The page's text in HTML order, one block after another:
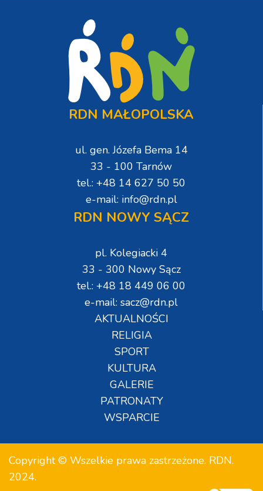
RDN MAŁOPOLSKA
ul. gen. Józefa Bema 14
33 - 100 Tarnów
tel.: +48 14 627 50 50
e-mail: info@rdn.pl
RDN NOWY SĄCZ
pl. Kolegiacki 4
33 - 300 Nowy Sącz
tel.: +48 18 449 06 00
e-mail: sacz@rdn.pl
AKTUALNOŚCI
RELIGIA
SPORT
KULTURA
GALERIE
PATRONATY
WSPARCIE
Copyright © Wszelkie prawa zastrzeżone. RDN.
2024.